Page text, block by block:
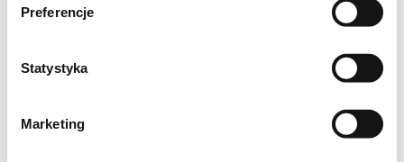
Preferencje
Statystyka
Marketing